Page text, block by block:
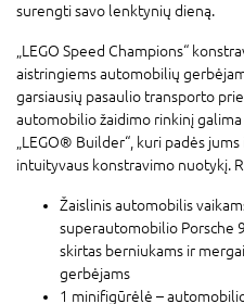
surengti savo lenktynių dieną.
„LEGO Speed Champions“
aistringiems automobilių
garsiausių pasaulio transporto
automobilio žaidimo rinkinį
„LEGO® Builder“, kuri padės
intuityvaus konstravimo nuotykį.
Žaislinis automobilis
superautomobilio Porsche
skirtas berniukams ir
gerbėjams
1 minifigūrėlė –